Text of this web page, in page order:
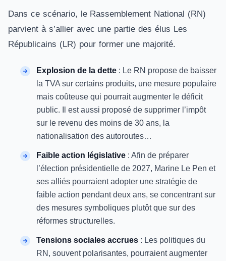
Dans ce scénario, le Rassemblement National (RN)
parvient à s’allier avec une partie des élus Les
Républicains (LR) pour former une majorité.
Explosion de la dette : Le RN propose de baisser
la TVA sur certains produits, une mesure populaire
mais coûteuse qui pourrait augmenter le déficit
public. Il est aussi proposé de supprimer l’impôt
sur le revenu des moins de 30 ans, la
nationalisation des autoroutes…
Faible action législative : Afin de préparer
l’élection présidentielle de 2027, Marine Le Pen et
ses alliés pourraient adopter une stratégie de
faible action pendant deux ans, se concentrant sur
des mesures symboliques plutôt que sur des
réformes structurelles.
Tensions sociales accrues : Les politiques du
RN, souvent polarisantes, pourraient augmenter